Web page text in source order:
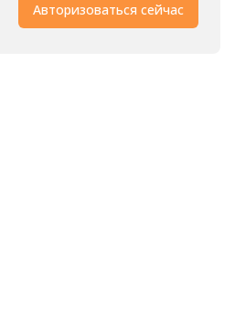
Авторизоваться сейчас